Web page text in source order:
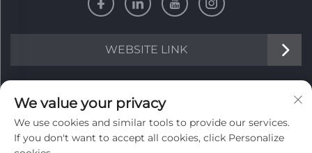
WEBSITE LINK
INFORMATION
Iscriviti per ricevere la nostra newsletter settimanale
We value your privacy
We use cookies and similar tools to provide our services.
If you don't want to accept all cookies, click Personalize